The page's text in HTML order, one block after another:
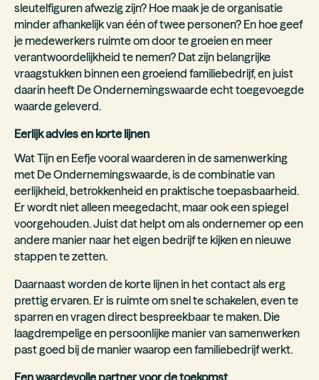
sleutelfiguren afwezig zijn? Hoe maak je de organisatie
minder afhankelijk van één of twee personen? En hoe geef
je medewerkers ruimte om door te groeien en meer
verantwoordelijkheid te nemen? Dat zijn belangrijke
vraagstukken binnen een groeiend familiebedrijf, en juist
daarin heeft De Ondernemingswaarde echt toegevoegde
waarde geleverd.
Eerlijk advies en korte lijnen
Wat Tijn en Eefje vooral waarderen in de samenwerking
met De Ondernemingswaarde, is de combinatie van
eerlijkheid, betrokkenheid en praktische toepasbaarheid.
Er wordt niet alleen meegedacht, maar ook een spiegel
voorgehouden. Juist dat helpt om als ondernemer op een
andere manier naar het eigen bedrijf te kijken en nieuwe
stappen te zetten.
Daarnaast worden de korte lijnen in het contact als erg
prettig ervaren. Er is ruimte om snel te schakelen, even te
sparren en vragen direct bespreekbaar te maken. Die
laagdrempelige en persoonlijke manier van samenwerken
past goed bij de manier waarop een familiebedrijf werkt.